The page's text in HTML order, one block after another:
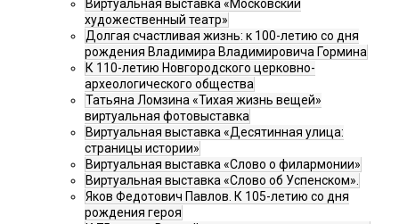
Виртуальная выставка «Московский
художественный театр»
Долгая счастливая жизнь: к 100-летию со дня
рождения Владимира Владимировича Гормина
К 110-летию Новгородского церковно-
археологического общества
Татьяна Ломзина «Тихая жизнь вещей»
виртуальная фотовыставка
Виртуальная выставка «Десятинная улица:
страницы истории»
Виртуальная выставка «Слово о филармонии»
Виртуальная выставка «Слово об Успенском».
Яков Федотович Павлов. К 105-летию со дня
рождения героя